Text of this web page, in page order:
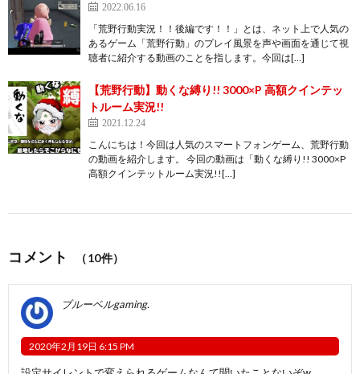
2022.06.16
「荒野行動実況！！後編です！！」とは、ネット上で人気の
あるゲーム「荒野行動」のプレイ風景を声や画面を通じて視
聴者に紹介する動画のことを指します。今回は[…]
【荒野行動】動くな縛り!! 3000×P 高額クインテッ
トルーム実況!!
2021.12.24
こんにちは！今回は人気のスマートフォンゲーム、荒野行動
の動画を紹介します。 今回の動画は「動くな縛り!! 3000×P
高額クインテットルーム実況!![…]
コメント （10件）
ブルーベルgaming.
2020年2月19日 6:15 PM